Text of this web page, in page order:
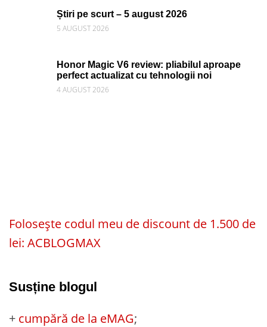
Știri pe scurt – 5 august 2026
5 AUGUST 2026
Honor Magic V6 review: pliabilul aproape
perfect actualizat cu tehnologii noi
4 AUGUST 2026
Folosește codul meu de discount de 1.500 de
lei: ACBLOGMAX
Susține blogul
+ cumpără de la eMAG;